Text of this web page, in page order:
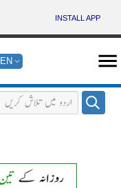
INSTALL APP
EN